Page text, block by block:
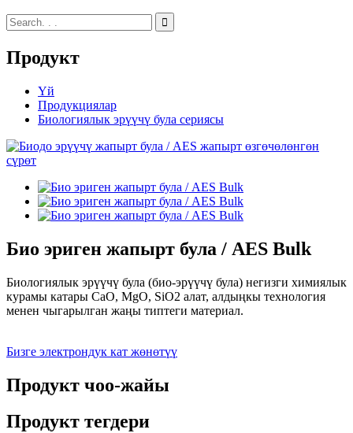
Продукт
Үй
Продукциялар
Биологиялык эрүүчү була сериясы
Био эриген жапырт була / AES Bulk
Биологиялык эрүүчү була (био-эрүүчү була) негизги химиялык
курамы катары CaO, MgO, SiO2 алат, алдыңкы технология
менен чыгарылган жаңы типтеги материал.
Бизге электрондук кат жөнөтүү
Продукт чоо-жайы
Продукт тегдери